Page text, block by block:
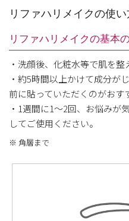
リファハリメイクの使い
リファハリメイクの基本
・洗顔後、化粧水等で肌を整
・約5時間以上かけて成分が
前に貼っていただくのがおす
・1週間に1～2回、お悩みが
してご使用ください。
※ 角層まで